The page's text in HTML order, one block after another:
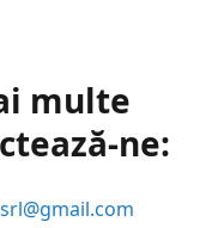
multe
ne: